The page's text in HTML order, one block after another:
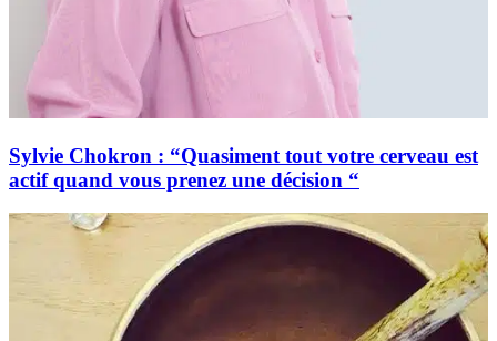
Sylvie Chokron : “Quasiment tout votre cerveau est
actif quand vous prenez une décision “